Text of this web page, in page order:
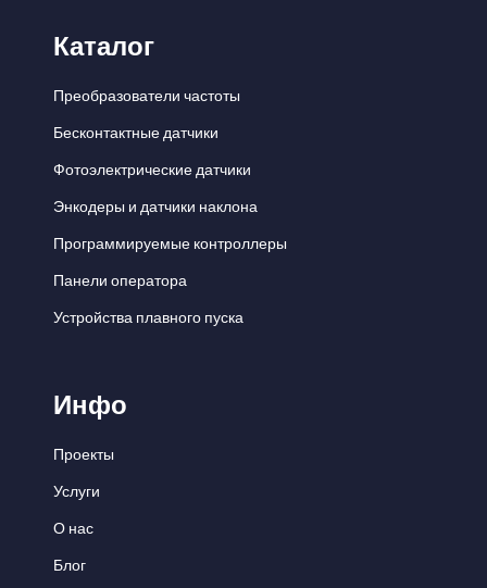
Каталог
Преобразователи частоты
Бесконтактные датчики
Фотоэлектрические датчики
Энкодеры и датчики наклона
Программируемые контроллеры
Панели оператора
Устройства плавного пуска
Инфо
Проекты
Услуги
О нас
Блог